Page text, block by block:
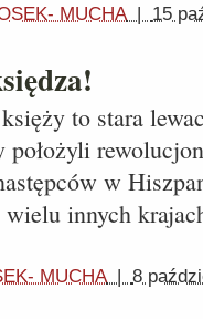
MUCHA| 15
to stara
położyli
w
innych
MUCHA| 8